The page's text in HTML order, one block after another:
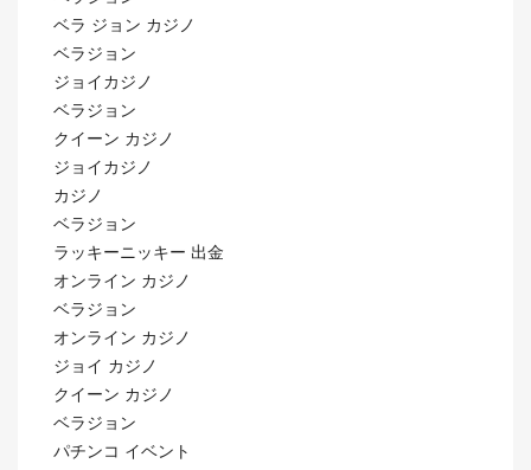
ベラ ジョン カジノ
ベラジョン
ジョイカジノ
ベラジョン
クイーン カジノ
ジョイカジノ
カジノ
ベラジョン
ラッキーニッキー 出金
オンライン カジノ
ベラジョン
オンライン カジノ
ジョイ カジノ
クイーン カジノ
ベラジョン
パチンコ イベント